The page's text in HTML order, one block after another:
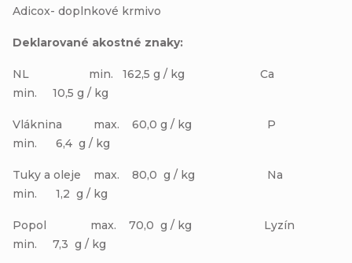
Adicox- doplnkové krmivo
Deklarované akostné znaky:
NL min. 162,5 g / kg Ca
min. 10,5 g / kg
Vláknina max. 60,0 g / kg P
min. 6,4 g / kg
Tuky a oleje max. 80,0 g / kg Na
min. 1,2 g / kg
Popol max. 70,0 g / kg Lyzín
min. 7,3 g / kg